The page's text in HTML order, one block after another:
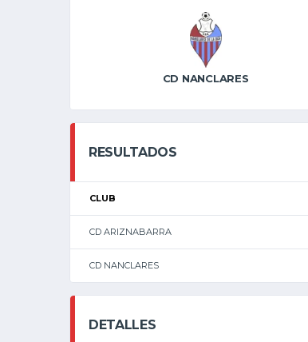
CD NANCLARES
RESULTADOS
CLUB
CD ARIZNABARRA
CD NANCLARES
DETALLES